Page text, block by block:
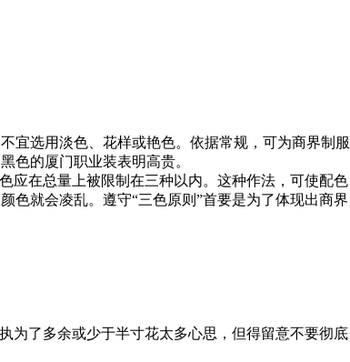
宜选用淡色、花样或艳色。依据常规，可为商界制服
色的厦门职业装表明高贵。
在总量上被限制在三种以内。这种作法，可使配色
色就会凌乱。遵守“三色原则”首要是为了体现出商界
了多余或少于半寸花太多心思，但得留意不要彻底